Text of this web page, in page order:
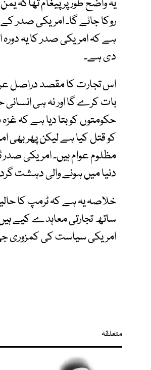
یہ واضح طور پر پیغام تھاکہ
روکا جائے گا۔ امریکی صدر
ہے کہ امریکی صدر کا یہ
دی ہے۔
اس تجارت کا مقصد دراصل
بات کرے گا اور نہ ہی انسانی
حکومتوں کو بتا دیا ہے کہ
کو قتل کیا ہے لیکن پھر
مظلوم عوام ہیں۔ امریکی صدر
دنیا میں ہونے والی دہشت
خلاصہ یہ ہے کہ ٹرمپ کا
ساتھ تجارتی معاہدے کیے
امریکی سیاست کی کمزوری
متعلقہ